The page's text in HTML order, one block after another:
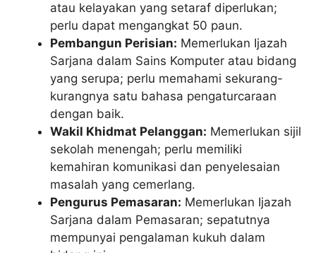
atau kelayakan yang setaraf diperlukan;
perlu dapat mengangkat 50 paun.
Pembangun Perisian: Memerlukan Ijazah
Sarjana dalam Sains Komputer atau bidang
yang serupa; perlu memahami sekurang-
kurangnya satu bahasa pengaturcaraan
dengan baik.
Wakil Khidmat Pelanggan: Memerlukan sijil
sekolah menengah; perlu memiliki
kemahiran komunikasi dan penyelesaian
masalah yang cemerlang.
Pengurus Pemasaran: Memerlukan Ijazah
Sarjana dalam Pemasaran; sepatutnya
mempunyai pengalaman kukuh dalam